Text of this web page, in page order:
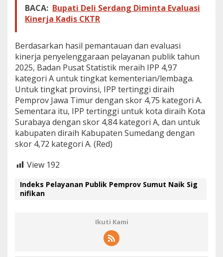
BACA: Bupati Deli Serdang Diminta Evaluasi
Kinerja Kadis CKTR
Berdasarkan hasil pemantauan dan evaluasi
kinerja penyelenggaraan pelayanan publik tahun
2025, Badan Pusat Statistik meraih IPP 4,97
kategori A untuk tingkat kementerian/lembaga.
Untuk tingkat provinsi, IPP tertinggi diraih
Pemprov Jawa Timur dengan skor 4,75 kategori A.
Sementara itu, IPP tertinggi untuk kota diraih Kota
Surabaya dengan skor 4,84 kategori A, dan untuk
kabupaten diraih Kabupaten Sumedang dengan
skor 4,72 kategori A. (Red)
View 192
Indeks Pelayanan Publik Pemprov Sumut Naik Sig
nifikan
Ikuti Kami